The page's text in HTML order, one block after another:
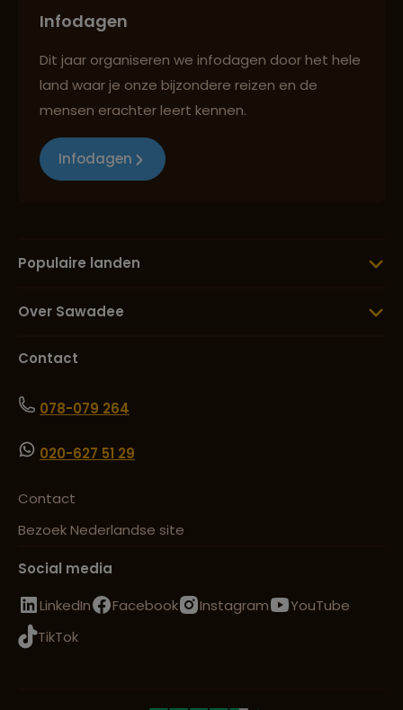
Infodagen
Dit jaar organiseren we infodagen door het hele
land waar je onze bijzondere reizen en de
mensen erachter leert kennen.
Infodagen
Populaire landen
Over Sawadee
Contact
078-079 264
020-627 51 29
Contact
Bezoek Nederlandse site
Social media
LinkedIn
Facebook Instagram
YouTube
TikTok